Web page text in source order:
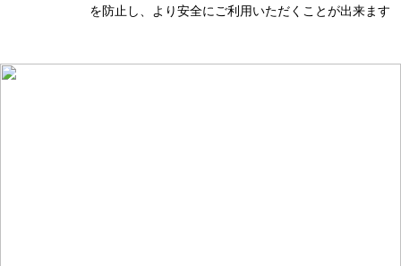
を防止し、より安全にご利用いただくことが出来ます